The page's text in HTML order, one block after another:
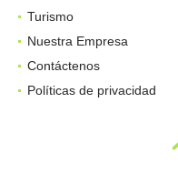
Turismo
Nuestra Empresa
Contáctenos
Políticas de privacidad